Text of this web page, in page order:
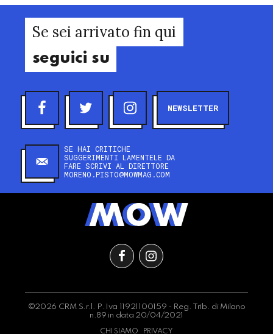
Se sei arrivato fin qui
seguici su
NEWSLETTER
SE HAI CRITICHE
SUGGERIMENTI LAMENTELE DA
FARE SCRIVI AL DIRETTORE
MORENO.PISTO@MOWMAG.COM
©2026 CRM S.r.l. P.Iva 11921100159 - Reg. Trib. di Milano
n.89 in data 20/04/2021
CHI SIAMO PRIVACY